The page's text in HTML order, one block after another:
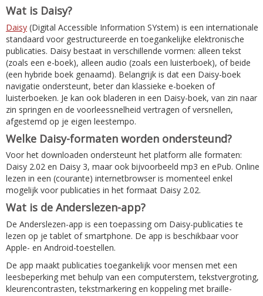
Wat is Daisy?
Daisy (Digital Accessible Information SYstem) is een internationale
standaard voor gestructureerde en toegankelijke elektronische
publicaties. Daisy bestaat in verschillende vormen: alleen tekst
(zoals een e-boek), alleen audio (zoals een luisterboek), of beide
(een hybride boek genaamd). Belangrijk is dat een Daisy-boek
navigatie ondersteunt, beter dan klassieke e-boeken of
luisterboeken. Je kan ook bladeren in een Daisy-boek, van zin naar
zin springen en de voorleessnelheid vertragen of versnellen,
afgestemd op je eigen leestempo.
Welke Daisy-formaten worden ondersteund?
Voor het downloaden ondersteunt het platform alle formaten:
Daisy 2.02 en Daisy 3, maar ook bijvoorbeeld mp3 en ePub. Online
lezen in een (courante) internetbrowser is momenteel enkel
mogelijk voor publicaties in het formaat Daisy 2.02.
Wat is de Anderslezen-app?
De Anderslezen-app is een toepassing om Daisy-publicaties te
lezen op je tablet of smartphone. De app is beschikbaar voor
Apple- en Android-toestellen.
De app maakt publicaties toegankelijk voor mensen met een
leesbeperking met behulp van een computerstem, tekstvergroting,
kleurencontrasten, tekstmarkering en koppeling met braille-